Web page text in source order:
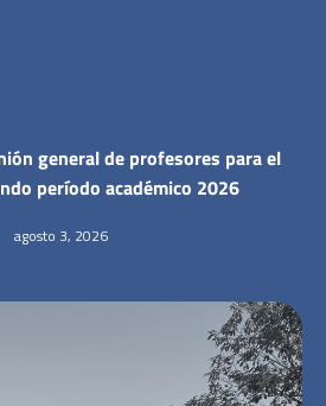
general de profesores para el
período académico 2026
agosto 3, 2026